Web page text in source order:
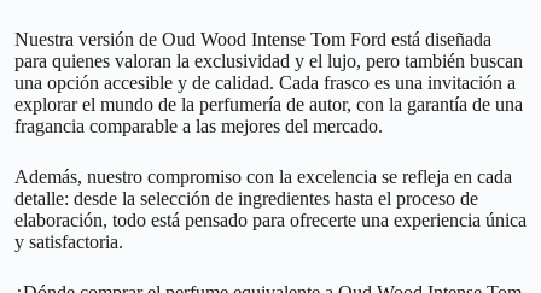
Nuestra versión de Oud Wood Intense Tom Ford está diseñada
para quienes valoran la exclusividad y el lujo, pero también buscan
una opción accesible y de calidad. Cada frasco es una invitación a
explorar el mundo de la perfumería de autor, con la garantía de una
fragancia comparable a las mejores del mercado.
Además, nuestro compromiso con la excelencia se refleja en cada
detalle: desde la selección de ingredientes hasta el proceso de
elaboración, todo está pensado para ofrecerte una experiencia única
y satisfactoria.